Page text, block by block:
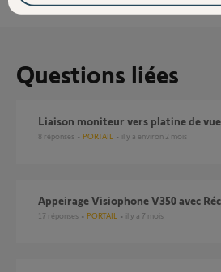
Questions liées
liaison moniteur vers platine de vue
8 réponses PORTAIL il y a environ 2 mois
Appeirage Visiophone V350 avec
17 réponses PORTAIL il y a 7 mois